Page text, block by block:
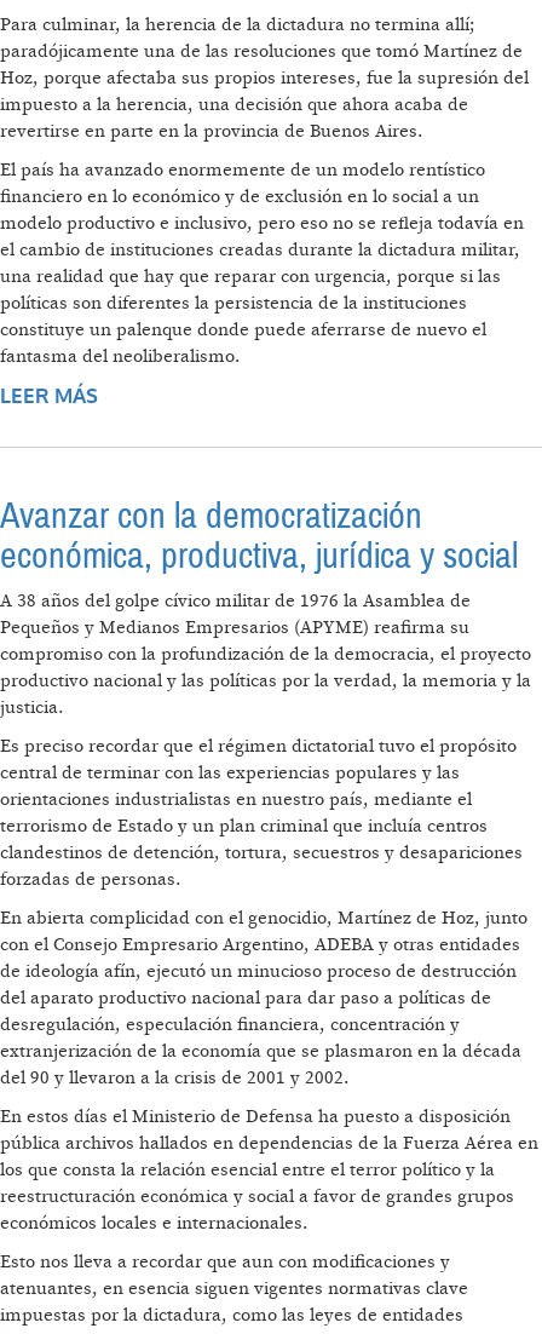
Para culminar, la herencia de la dictadura no termina allí;
paradójicamente una de las resoluciones que tomó Martínez de
Hoz, porque afectaba sus propios intereses, fue la supresión del
impuesto a la herencia, una decisión que ahora acaba de
revertirse en parte en la provincia de Buenos Aires.
El país ha avanzado enormemente de un modelo rentístico
financiero en lo económico y de exclusión en lo social a un
modelo productivo e inclusivo, pero eso no se refleja todavía en
el cambio de instituciones creadas durante la dictadura militar,
una realidad que hay que reparar con urgencia, porque si las
políticas son diferentes la persistencia de la instituciones
constituye un palenque donde puede aferrarse de nuevo el
fantasma del neoliberalismo.
LEER MÁS
Avanzar con la democratización
económica, productiva, jurídica y social
A 38 años del golpe cívico militar de 1976 la Asamblea de
Pequeños y Medianos Empresarios (APYME) reafirma su
compromiso con la profundización de la democracia, el proyecto
productivo nacional y las políticas por la verdad, la memoria y la
justicia.
Es preciso recordar que el régimen dictatorial tuvo el propósito
central de terminar con las experiencias populares y las
orientaciones industrialistas en nuestro país, mediante el
terrorismo de Estado y un plan criminal que incluía centros
clandestinos de detención, tortura, secuestros y desapariciones
forzadas de personas.
En abierta complicidad con el genocidio, Martínez de Hoz, junto
con el Consejo Empresario Argentino, ADEBA y otras entidades
de ideología afín, ejecutó un minucioso proceso de destrucción
del aparato productivo nacional para dar paso a políticas de
desregulación, especulación financiera, concentración y
extranjerización de la economía que se plasmaron en la década
del 90 y llevaron a la crisis de 2001 y 2002.
En estos días el Ministerio de Defensa ha puesto a disposición
pública archivos hallados en dependencias de la Fuerza Aérea en
los que consta la relación esencial entre el terror político y la
reestructuración económica y social a favor de grandes grupos
económicos locales e internacionales.
Esto nos lleva a recordar que aun con modificaciones y
atenuantes, en esencia siguen vigentes normativas clave
impuestas por la dictadura, como las leyes de entidades